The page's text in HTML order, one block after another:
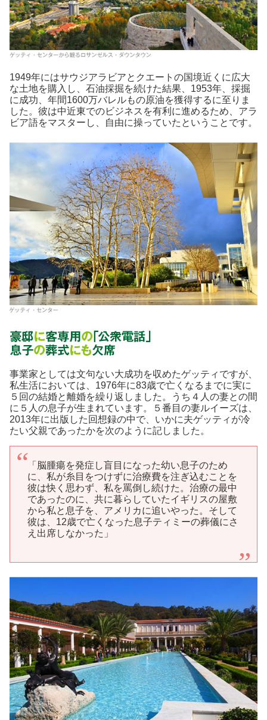
1949年にはサウジアラビアとクエートの国境近くに広大
な土地を購入し、石油採掘を続けた結果、1953年、採掘
に成功、年間1600万バレルもの原油を獲得するに至りま
した。彼は中近東でのビジネスを有利に進めるため、アラ
ビア語をマスターし、自由に操っていたということです。
事業家としては文句ない大成功を収めたゲッティですが、
私生活においては、1976年に83歳で亡くなるまでに実に
５回の結婚と離婚を繰り返しました。うち４人の妻との間
に５人の息子が生まれています。５番目の妻ルイーズは、
2013年に出版した回想録の中で、いかに夫ゲッティが冷
たい父親であったかを次のように記しました。
「脳腫瘍を発症し盲目になった幼い息子のため
に、私が糸目をつけずに治療費を注ぎ込むことを
彼は快く思わず、私を罵倒し続けた。治療の最中
であったのに、共に暮らしていたイギリスの屋敷
から私と息子を、アメリカに追いやった。そして
彼は、12歳で亡くなった息子ティミーの葬儀にさ
え出席しなかった」